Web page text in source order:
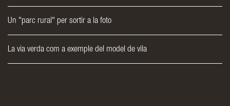
Un "parc rural" per sortir a la foto
La via verda com a exemple del model de vila